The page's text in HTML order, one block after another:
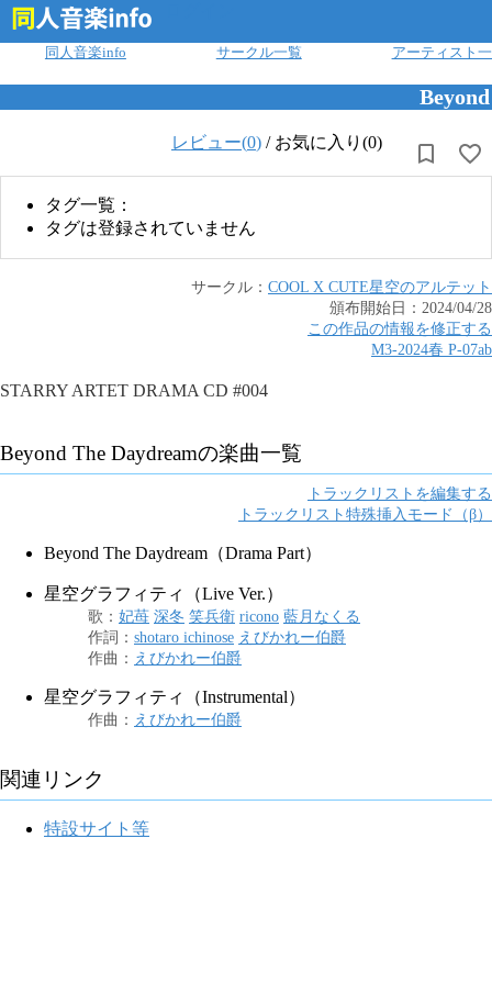
同人音楽info サークル一覧 アーティスト
レビュー(0) / お気に入り(0)
タグ一覧：
タグは登録されていません
サークル： COOL X CUTE星空のアルテット
頒布開始日： 2024/04/28
この作品の情報を修正する
M3-2024春 P-07ab
STARRY ARTET DRAMA CD #004
Beyond The Daydreamの楽曲一覧
トラックリストを編集する
トラックリスト特殊挿入モード（β）
Beyond The Daydream（Drama Part）
星空グラフィティ（Live Ver.）
歌 ： 妃苺 深冬 笑兵衛 ricono 藍月なくる
作詞 ： shotaro ichinose えびかれー伯爵
作曲 ： えびかれー伯爵
星空グラフィティ（Instrumental）
作曲 ： えびかれー伯爵
関連リンク
特設サイト等